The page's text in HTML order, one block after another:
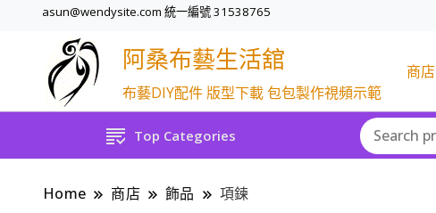
asun@wendysite.com 統一編號 31538765
阿桑布藝生活舘
布藝DIY配件 版型下載 包包製作視頻示範
商店
Top Categories
Home 商店 飾品 項鍊